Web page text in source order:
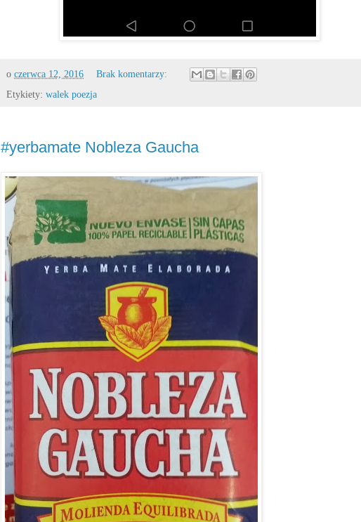
o czerwca 12, 2016
Brak komentarzy:
Etykiety: walek poezja
#yerbamate Nobleza Gaucha